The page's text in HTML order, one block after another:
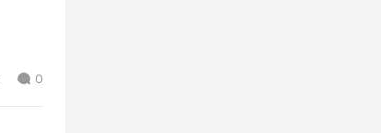
0